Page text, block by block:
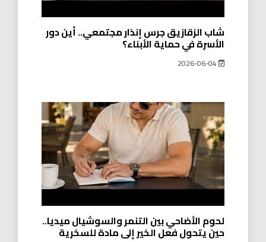
شاب الزقازيق جرس إنذار مجتمعي.. أين دور
الأسرة في حماية الأبناء؟
لحوم الأضاحي بين التنمر والسوشيال ميديا..
حين يتحول فعل الخير إلى مادة للسخرية